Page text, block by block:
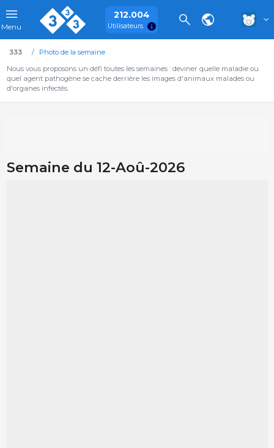
Menu
212.004
Utilisateurs
333
Photo de la semaine
Nous vous proposons un défi toutes les semaines : deviner quelle maladie ou
quel agent pathogène se cache derrière les images d'animaux malades ou
d'organes infectés.
Semaine du 12-Aoû-2026